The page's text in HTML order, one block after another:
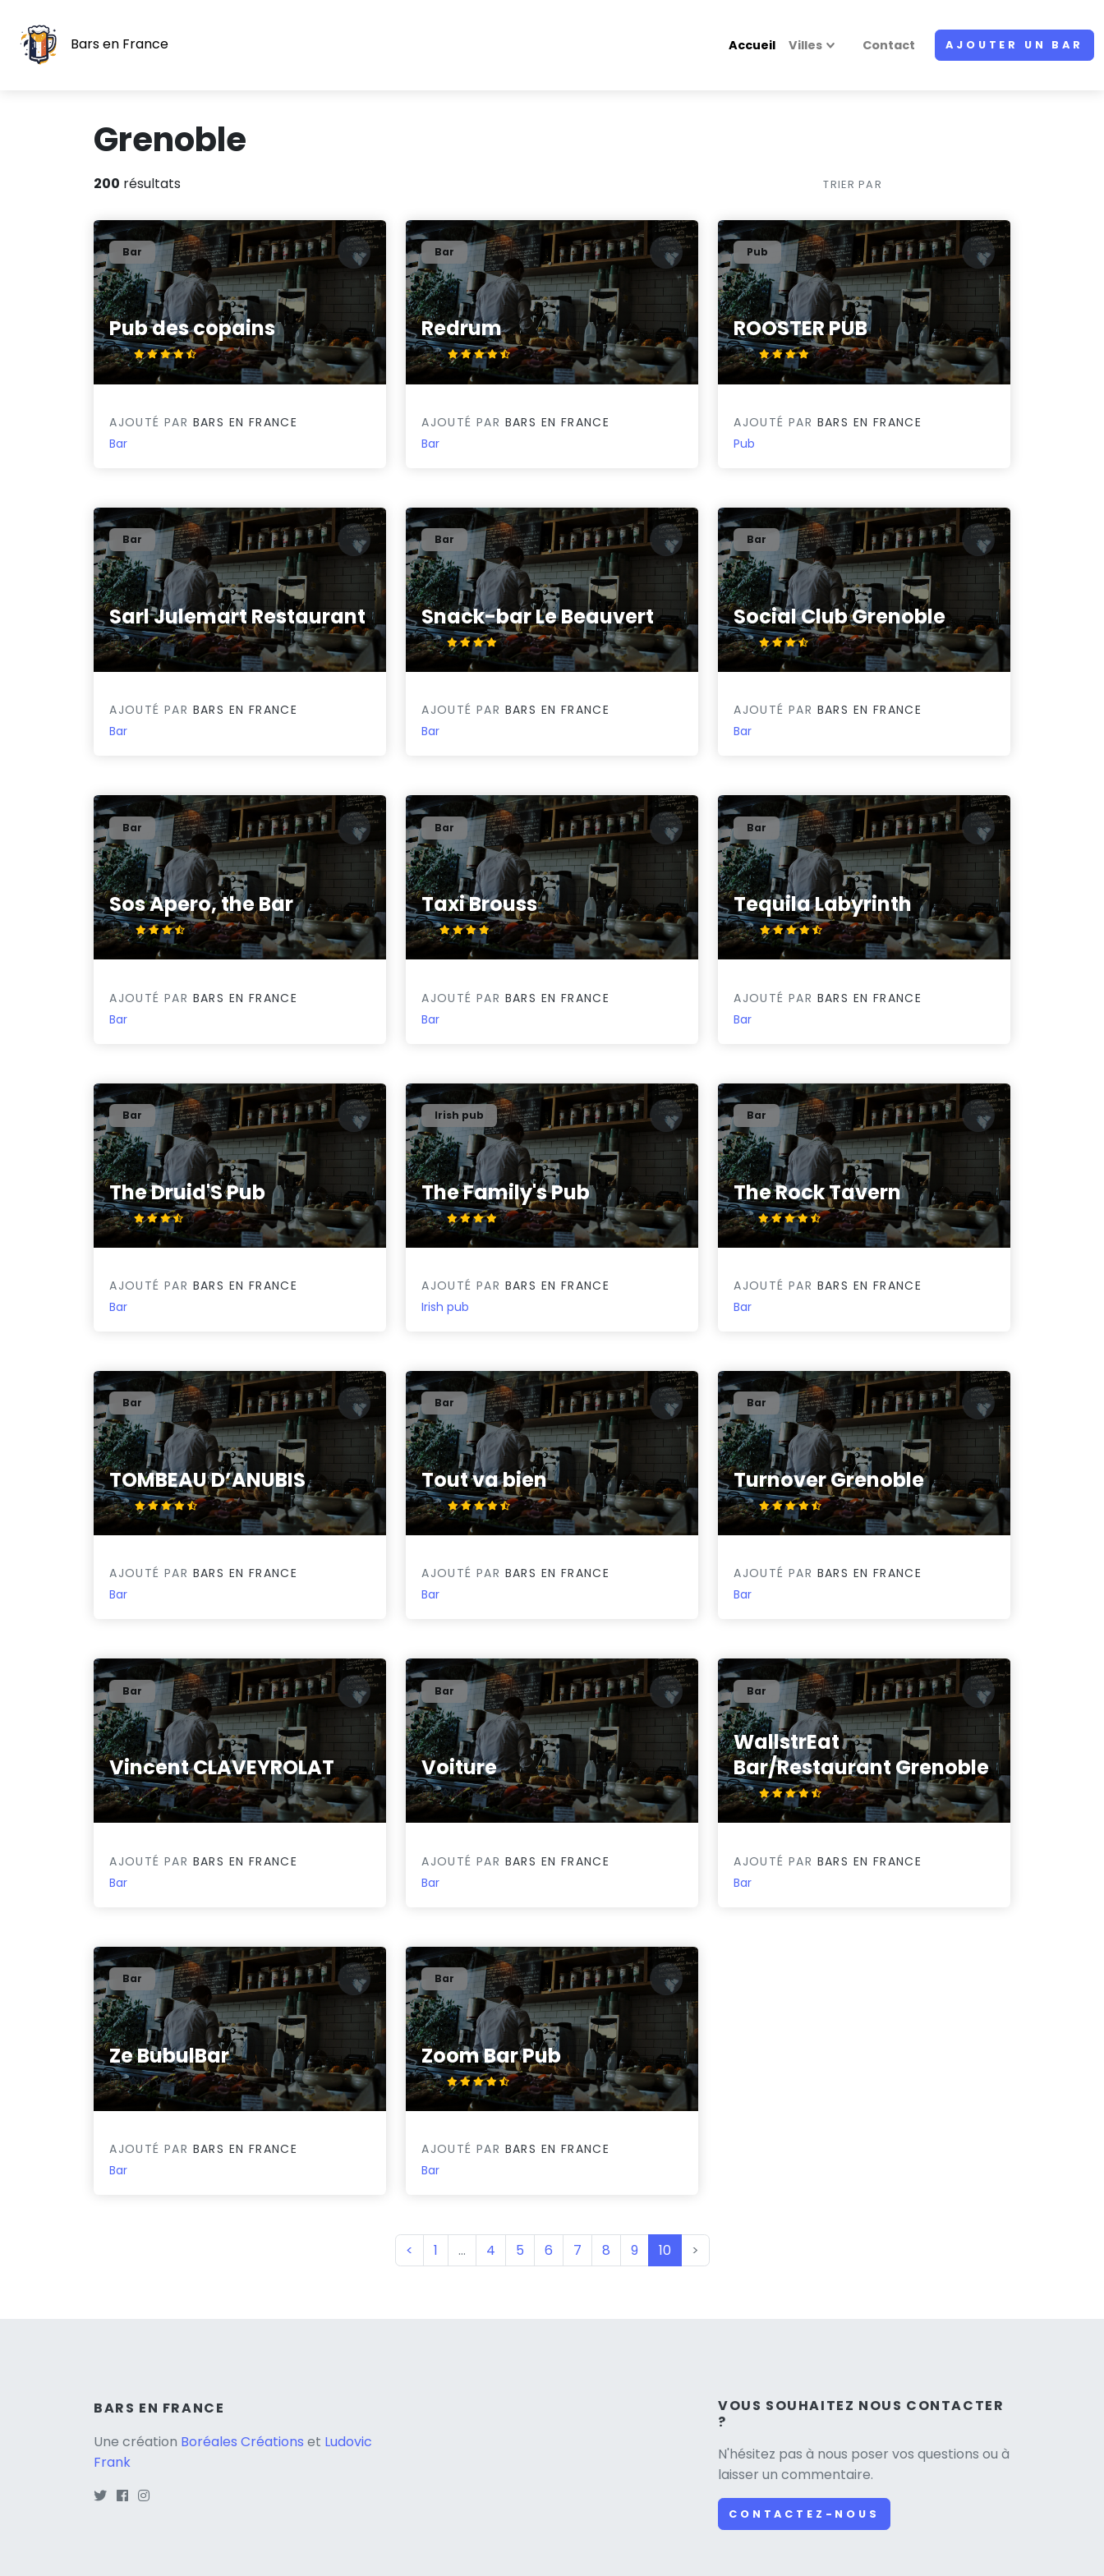
Bars en France Accueil Villes Contact AJOUTER UN BAR
Grenoble
200 résultats TRIER PAR
Pub des copains
4.7/5
Bar
AJOUTÉ PAR BARS EN FRANCE
Bar
Redrum
4.8/5
Bar
AJOUTÉ PAR BARS EN FRANCE
Bar
ROOSTER PUB
4.4/5
Pub
AJOUTÉ PAR BARS EN FRANCE
Pub
Sarl Julemart Restaurant
0/5
Bar
AJOUTÉ PAR BARS EN FRANCE
Bar
Snack-bar Le Beauvert
4.2/5
Bar
AJOUTÉ PAR BARS EN FRANCE
Bar
Social Club Grenoble
3.5/5
Bar
AJOUTÉ PAR BARS EN FRANCE
Bar
Sos Apero, the Bar
3.9/5
Bar
AJOUTÉ PAR BARS EN FRANCE
Bar
Taxi Brouss
4/5
Bar
AJOUTÉ PAR BARS EN FRANCE
Bar
Tequila Labyrinth
4.8/5
Bar
AJOUTÉ PAR BARS EN FRANCE
Bar
The Druid'S Pub
3.7/5
Bar
AJOUTÉ PAR BARS EN FRANCE
Bar
The Family's Pub
4.3/5
Irish pub
AJOUTÉ PAR BARS EN FRANCE
Irish pub
The Rock Tavern
4.7/5
Bar
AJOUTÉ PAR BARS EN FRANCE
Bar
TOMBEAU D’ANUBIS
4.5/5
Bar
AJOUTÉ PAR BARS EN FRANCE
Bar
Tout va bien
4.6/5
Bar
AJOUTÉ PAR BARS EN FRANCE
Bar
Turnover Grenoble
4.5/5
Bar
AJOUTÉ PAR BARS EN FRANCE
Bar
Vincent CLAVEYROLAT
0/5
Bar
AJOUTÉ PAR BARS EN FRANCE
Bar
Voiture
0/5
Bar
AJOUTÉ PAR BARS EN FRANCE
Bar
WallstrEat
Bar/Restaurant Grenoble
4.5/5
Bar
AJOUTÉ PAR BARS EN FRANCE
Bar
Ze BubulBar
0/5
Bar
AJOUTÉ PAR BARS EN FRANCE
Bar
Zoom Bar Pub
4.5/5
Bar
AJOUTÉ PAR BARS EN FRANCE
Bar
< 1 … 4 5 6 7 8 9 10(current)
>
BARS EN FRANCE
Une création Boréales Créations et Ludovic
Frank
VOUS SOUHAITEZ NOUS CONTACTER
?
N'hésitez pas à nous poser vos questions ou à
laisser un commentaire.
CONTACTEZ-NOUS